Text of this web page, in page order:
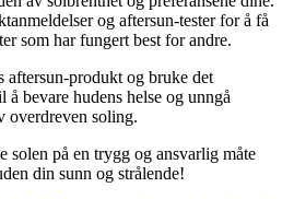
og aftersun-tester for å få
som har fungert best for andre.
aftersun-produkt og bruke det
bevare hudens helse og unngå
overdreven soling.
solen på en trygg og ansvarlig måte
din sunn og strålende!